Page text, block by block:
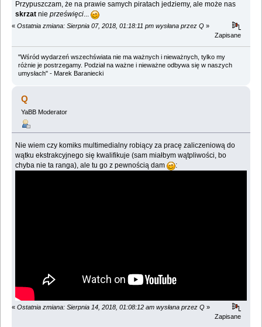
Przypuszczam, że na prawie samych piratach jedziemy, ale może nas
skrzat nieprześwięci...
« Ostatnia zmiana: Sierpnia 07, 2018, 01:18:11 pm wysłana przez Q »
Zapisane
"Wśród wydarzeń wszechświata nie ma ważnych i nieważnych, tylko my
różnie je postrzegamy. Podział na ważne i nieważne odbywa się w naszych
umysłach" - Marek Baraniecki
Q
YaBB Moderator
Nie wiem czy komiks multimedialny robiący za pracę zaliczeniową do
wątku ekstrakcyjnego się kwalifikuje (sam miałbym wątpliwości, bo
chyba nie ta ranga), ale tu go z pewnością dam
:
« Ostatnia zmiana: Sierpnia 14, 2018, 01:08:12 am wysłana przez Q »
Zapisane